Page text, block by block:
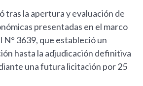
tras la apertura y evaluación de
presentadas en el marco
N° 3639, que estableció un
hasta la adjudicación definitiva
una futura licitación por 25